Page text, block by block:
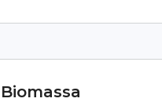
Biomassa